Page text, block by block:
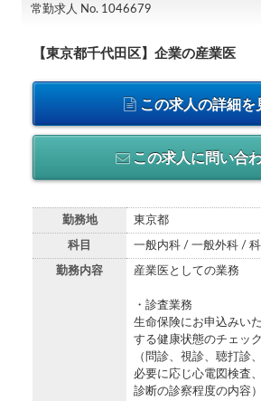
常勤求人 No. 1046679
【東京都千代田区】企業の産業医
この求人の詳細を
この求人に問い合
勤務地 東京都
科目 一般内科 / 一般外科 /
勤務内容 産業医としての業務
・診査業務
生命保険にお申込みい
する健康状態のチェック
（問診、視診、聴打診
必要に応じ心電図検査
診断の診察程度の内容）